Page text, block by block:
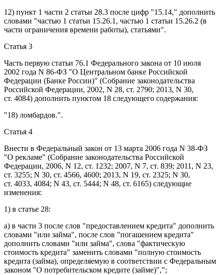
12) пункт 1 части 2 статьи 28.3 после цифр "15.14," дополнить
словами "частью 1 статьи 15.26.1, частью 1 статьи 15.26.2 (в
части ограничения времени работы), статьями".
Статья 3
Часть первую статьи 76.1 Федерального закона от 10 июля
2002 года N 86-ФЗ "О Центральном банке Российской
Федерации (Банке России)" (Собрание законодательства
Российской Федерации, 2002, N 28, ст. 2790; 2013, N 30,
ст. 4084) дополнить пунктом 18 следующего содержания:
"18) ломбардов.".
Статья 4
Внести в Федеральный закон от 13 марта 2006 года N 38-ФЗ
"О рекламе" (Собрание законодательства Российской
Федерации, 2006, N 12, ст. 1232; 2007, N 7, ст. 839; 2011, N 23,
ст. 3255; N 30, ст. 4566, 4600; 2013, N 19, ст. 2325; N 30,
ст. 4033, 4084; N 43, ст. 5444; N 48, ст. 6165) следующие
изменения:
1) в статье 28:
а) в части 3 после слов "предоставлением кредита" дополнить
словами "или займа", после слов "погашением кредита"
дополнить словами "или займа", слова "фактическую
стоимость кредита" заменить словами "полную стоимость
кредита (займа), определяемую в соответствии с Федеральным
законом "О потребительском кредите (займе)",";